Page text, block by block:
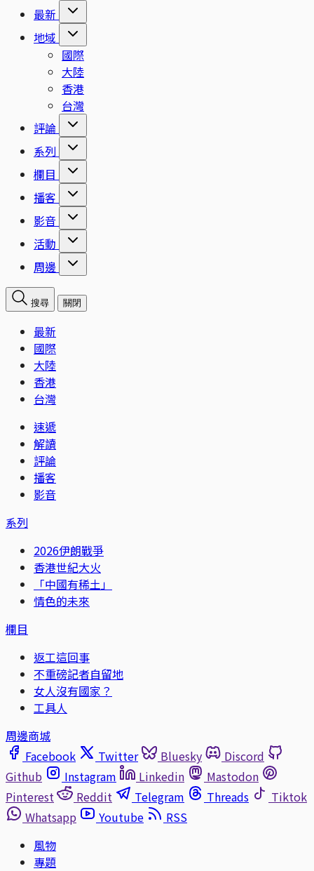
最新
地域
國際
大陸
香港
台灣
評論
系列
欄目
播客
影音
活動
周邊
搜尋 關閉
最新
國際
大陸
香港
台灣
速遞
解讀
評論
播客
影音
系列
2026伊朗戰爭
香港世紀大火
「中國有稀土」
情色的未來
欄目
返工這回事
不重磅記者自留地
女人沒有國家？
工具人
周邊商城
Facebook
Twitter Bluesky
Discord
Github
Instagram Linkedin
Mastodon
Pinterest
Reddit Telegram Threads
Tiktok
Whatsapp
Youtube
RSS
風物
專題